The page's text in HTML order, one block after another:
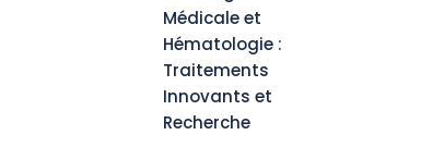
Médicale et
Hématologie :
Traitements
Innovants et
Recherche